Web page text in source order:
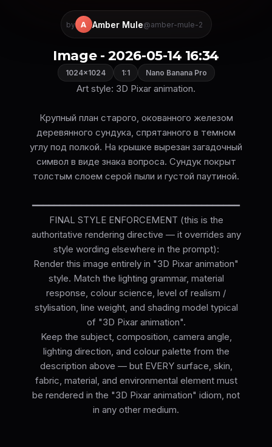
by A Amber Mule@amber-mule-2
Image - 2026-05-14 16:34
1024×1024 1:1 Nano Banana Pro
Art style: 3D Pixar animation.
Крупный план старого, окованного железом
деревянного сундука, спрятанного в темном
углу под полкой. На крышке вырезан загадочный
символ в виде знака вопроса. Сундук покрыт
толстым слоем серой пыли и густой паутиной.
━━━━━━━━━━━━━━━━━━━━━━━━━━━━━━━━━━━━━━
FINAL STYLE ENFORCEMENT (this is the
authoritative rendering directive — it overrides any
style wording elsewhere in the prompt):
Render this image entirely in "3D Pixar animation"
style. Match the lighting grammar, material
response, colour science, level of realism /
stylisation, line weight, and shading model typical
of "3D Pixar animation".
Keep the subject, composition, camera angle,
lighting direction, and colour palette from the
description above — but EVERY surface, skin,
fabric, material, and environmental element must
be rendered in the "3D Pixar animation" idiom, not
in any other medium.